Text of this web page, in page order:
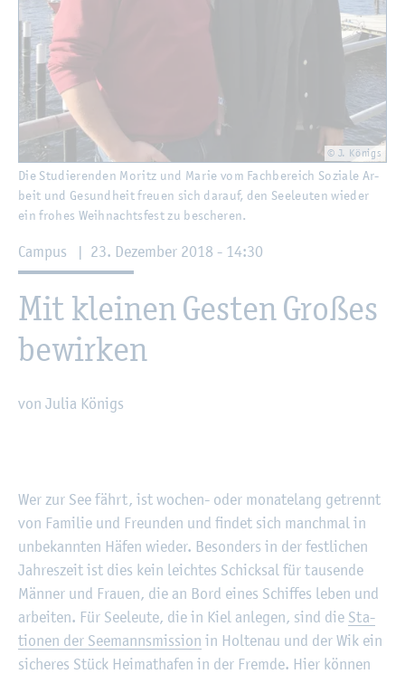
© J. Kö­nigs
Die Stu­die­ren­den Mo­ritz und Marie vom Fach­be­reich So­zia­le Ar­
beit und Ge­sund­heit freu­en sich dar­auf, den See­leu­ten wie­der
ein fro­hes Weih­nachts­fest zu be­sche­ren.
Cam­pus | 23. De­zem­ber 2018 - 14:30
Mit klei­nen Ges­ten Gro­ßes
be­wir­ken
von Julia Kö­nigs
Wer zur See fährt, ist wo­chen- oder mo­na­te­lang ge­trennt
von Fa­mi­lie und Freun­den und fin­det sich manch­mal in
un­be­kann­ten Häfen wie­der. Be­son­ders in der fest­li­chen
Jah­res­zeit ist dies kein leich­tes Schick­sal für tau­sen­de
Män­ner und Frau­en, die an Bord eines Schif­fes leben und
ar­bei­ten. Für See­leu­te, die in Kiel an­le­gen, sind die Sta­
tio­nen der See­manns­mis­si­on in Hol­ten­au und der Wik ein
si­che­res Stück Hei­mat­ha­fen in der Frem­de. Hier kön­nen